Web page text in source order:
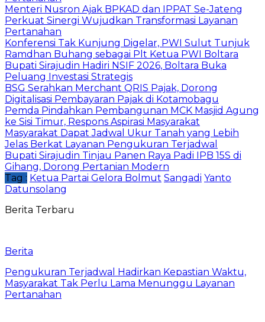
Menteri Nusron Ajak BPKAD dan IPPAT Se-Jateng
Perkuat Sinergi Wujudkan Transformasi Layanan
Pertanahan
‎Konferensi Tak Kunjung Digelar, PWI Sulut Tunjuk
Ramdhan Buhang sebagai Plt Ketua PWI Boltara
Bupati Sirajudin Hadiri NSIF 2026, Boltara Buka
Peluang Investasi Strategis
‎BSG Serahkan Merchant QRIS Pajak, Dorong
Digitalisasi Pembayaran Pajak di Kotamobagu
Pemda Pindahkan Pembangunan MCK Masjid Agung
ke Sisi Timur, Respons Aspirasi Masyarakat
Masyarakat Dapat Jadwal Ukur Tanah yang Lebih
Jelas Berkat Layanan Pengukuran Terjadwal
Bupati Sirajudin Tinjau Panen Raya Padi IPB 15S di
Gihang, Dorong Pertanian Modern
Tag : Ketua Partai Gelora Bolmut Sangadi Yanto
Datunsolang
Berita Terbaru
Berita
Pengukuran Terjadwal Hadirkan Kepastian Waktu,
Masyarakat Tak Perlu Lama Menunggu Layanan
Pertanahan